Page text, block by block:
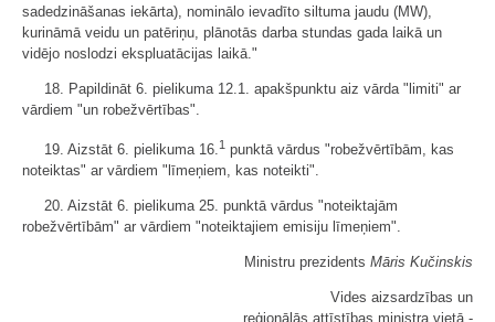
sadedzināšanas iekārta), nominālo ievadīto siltuma jaudu (MW),
kurināmā veidu un patēriņu, plānotās darba stundas gada laikā un
vidējo noslodzi ekspluatācijas laikā."
18. Papildināt 6. pielikuma 12.1. apakšpunktu aiz vārda "limiti" ar
vārdiem "un robežvērtības".
19. Aizstāt 6. pielikuma 16.1 punktā vārdus "robežvērtībām, kas
noteiktas" ar vārdiem "līmeņiem, kas noteikti".
20. Aizstāt 6. pielikuma 25. punktā vārdus "noteiktajām
robežvērtībām" ar vārdiem "noteiktajiem emisiju līmeņiem".
Ministru prezidents Māris Kučinskis
Vides aizsardzības un
reģionālās attīstības ministra vietā -